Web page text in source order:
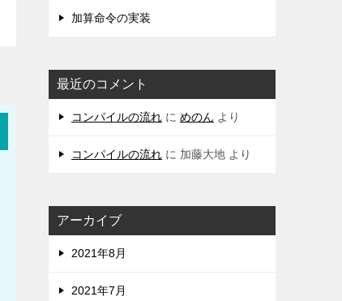
加算命令の実装
最近のコメント
コンパイルの流れ に めのん より
コンパイルの流れ に 加藤大地 より
アーカイブ
2021年8月
2021年7月